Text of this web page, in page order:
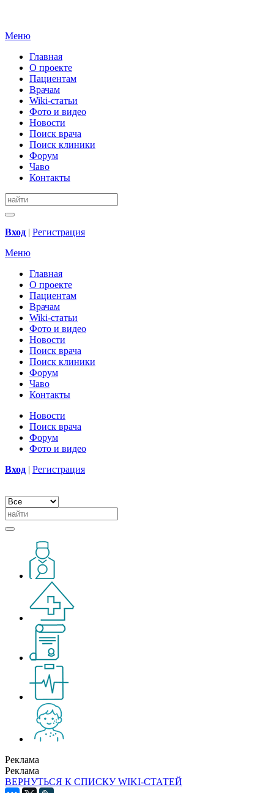
Меню
Главная
О проекте
Пациентам
Врачам
Wiki-статьи
Фото и видео
Новости
Поиск врача
Поиск клиники
Форум
Чаво
Контакты
Вход | Регистрация
Меню
Главная
О проекте
Пациентам
Врачам
Wiki-статьи
Фото и видео
Новости
Поиск врача
Поиск клиники
Форум
Чаво
Контакты
Новости
Поиск врача
Форум
Фото и видео
Вход | Регистрация
Реклама
Реклама
ВЕРНУТЬСЯ К СПИСКУ WIKI-СТАТЕЙ